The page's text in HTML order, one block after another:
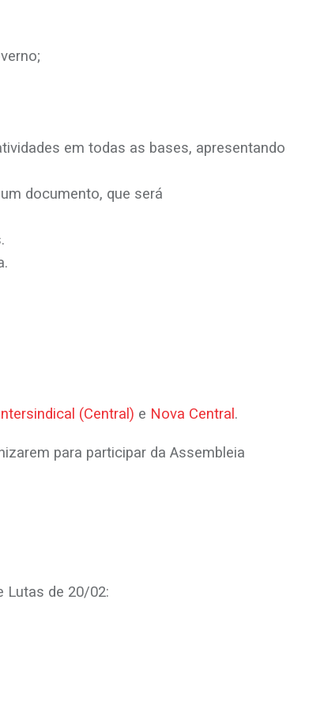
em todas as bases, apresentando
documento, que será
(Central) e Nova Central.
para participar da Assembleia
Lutas de 20/02: